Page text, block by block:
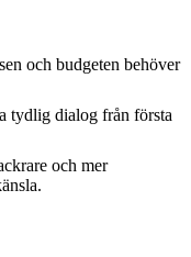
och budgeten behöver
tydlig dialog från första
och mer